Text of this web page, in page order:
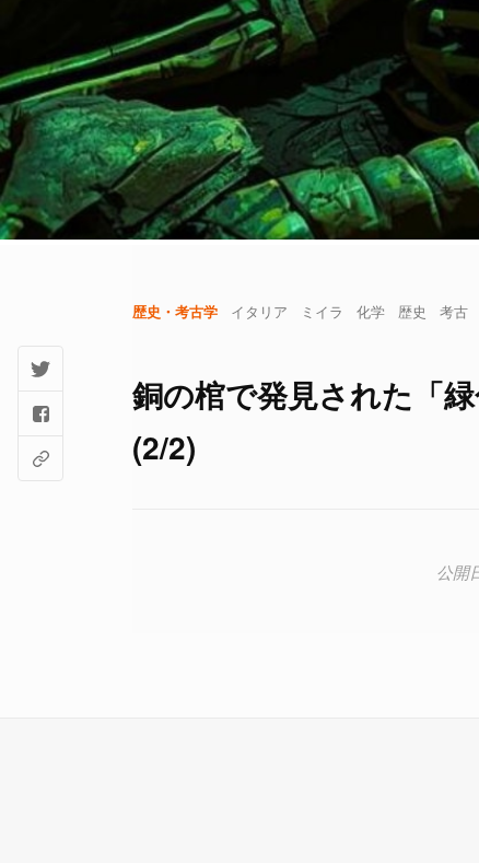
歴史・考古学 イタリア ミイラ 化学 歴史 考古
銅の棺で発見された「
(2/2)